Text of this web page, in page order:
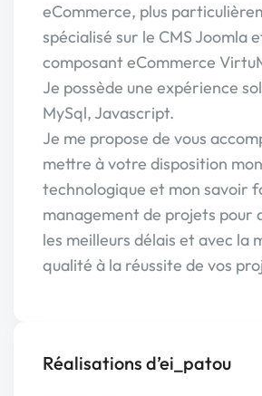
eCommerce, plus
spécialisé sur le CMS Joomla
composant eCommerce
Je possède une expérience
MySql, Javascript.
Je me propose de vous
mettre à votre disposition
technologique et mon savoir
management de projets pour
les meilleurs délais et avec la
qualité à la réussite de vos
Réalisations d’ei_patou